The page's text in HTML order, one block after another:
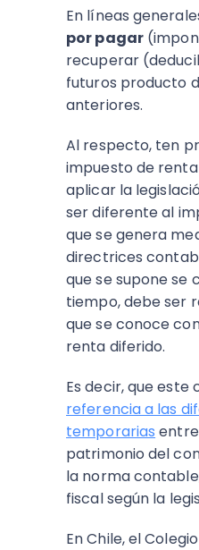
En líneas
por pagar
recuperar
futuros producto
anteriores.
Al respecto, ten
impuesto de
aplicar la
ser diferente al
que se genera
directrices
que se supone se
tiempo, debe ser
que se conoce
renta diferido.
Es decir, que este
referencia a las
temporarias
patrimonio del
la norma
fiscal según la
En Chile, el